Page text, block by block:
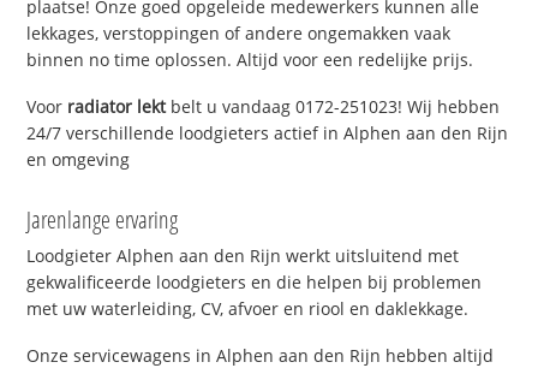
plaatse! Onze goed opgeleide medewerkers kunnen alle
lekkages, verstoppingen of andere ongemakken vaak
binnen no time oplossen. Altijd voor een redelijke prijs.
Voor radiator lektbelt u vandaag 0172-251023! Wij hebben
24/7 verschillende loodgieters actief in Alphen aan den Rijn
en omgeving
Jarenlange ervaring
Loodgieter Alphen aan den Rijn werkt uitsluitend met
gekwalificeerde loodgieters en die helpen bij problemen
met uw waterleiding, CV, afvoer en riool en daklekkage.
Onze servicewagens in Alphen aan den Rijn hebben altijd